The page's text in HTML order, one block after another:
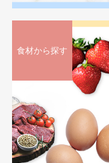
食材から探す